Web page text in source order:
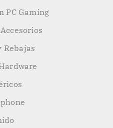
PC Gaming
Rebajas